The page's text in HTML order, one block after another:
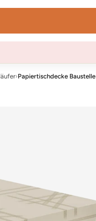
›Papiertischdecke Baustelle